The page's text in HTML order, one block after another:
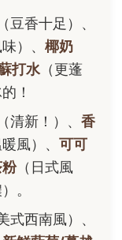
（豆香十足）、
）、 椰奶
打水 （更蓬
！
（清新！）、 香
風）、 可可
（日式風
。
式西南風）、